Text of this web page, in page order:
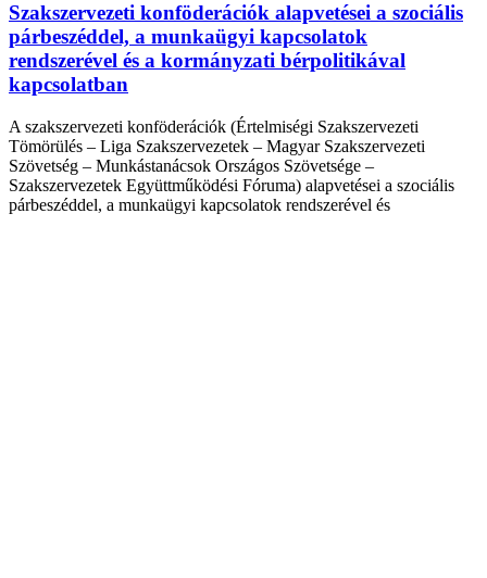
Szakszervezeti konföderációk alapvetései a szociális
párbeszéddel, a munkaügyi kapcsolatok
rendszerével és a kormányzati bérpolitikával
kapcsolatban
A szakszervezeti konföderációk (Értelmiségi Szakszervezeti
Tömörülés – Liga Szakszervezetek – Magyar Szakszervezeti
Szövetség – Munkástanácsok Országos Szövetsége –
Szakszervezetek Együttműködési Fóruma) alapvetései a szociális
párbeszéddel, a munkaügyi kapcsolatok rendszerével és